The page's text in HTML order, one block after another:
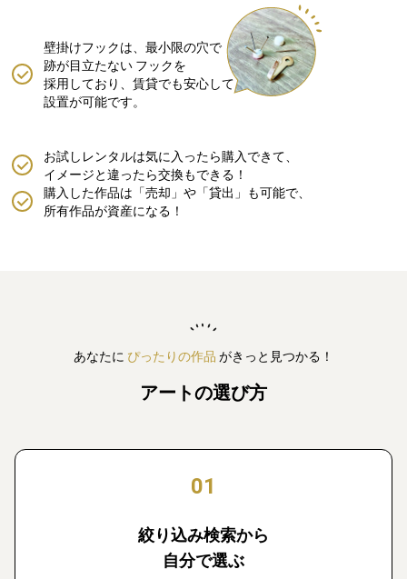
壁掛けフックは、最小限の穴で
跡が目立たない フックを
採用しており、賃貸でも安心して
設置が可能です。
購入した作品は「売却」や「貸出」も可能で、
所有作品が資産になる！
お試しレンタルは気に入ったら購入できて、
イメージと違ったら交換もできる！
あなたに ぴったりの作品 がきっと見つかる！
アートの選び方
01
絞り込み検索から
自分で選ぶ